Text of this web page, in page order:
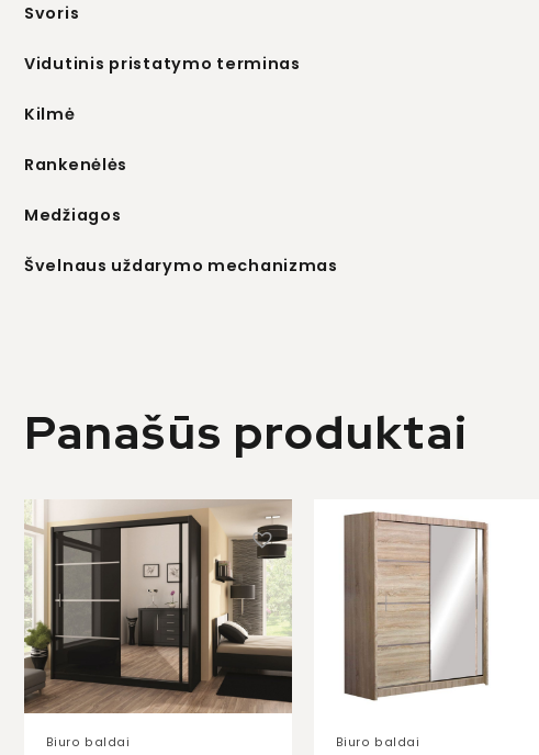
Svoris
Vidutinis pristatymo terminas
Kilmė
Rankenėlės
Medžiagos
Švelnaus uždarymo mechanizmas
Panašūs produktai
Biuro baldai Biuro baldai